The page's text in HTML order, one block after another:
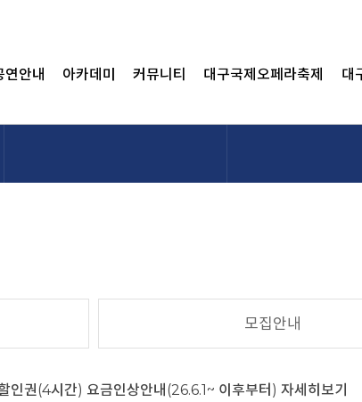
연안내 아카데미 커뮤니티 대구국제오페라축제 대
모집안내
인권(4시간) 요금인상안내(26.6.1~ 이후부터) 자세히보기